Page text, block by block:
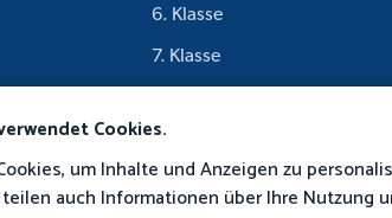
Cookies.
um Inhalte und Anzeigen zu
auch Informationen über Ihre Nutzung
6. Klasse
7. Klasse
9. Klasse